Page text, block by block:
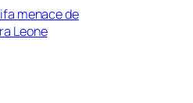
menace de
Leone